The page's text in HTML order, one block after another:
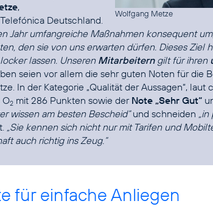
Wolfgang Metze
,
Deutschland.
Jahr umfangreiche Maßnahmen konsequent
den sie von uns erwarten dürfen. Dieses Ziel
lassen. UnserenMitarbeiterngilt für ihren
seien vor allem die sehr guten Noten für die
In der Kategorie „Qualität der Aussagen“, laut
O2 mit 286 Punkten sowie der Note „Sehr Gut“
wissen am besten Bescheid“und schneiden
„Sie kennen sich nicht nur mit Tarifen und
auch richtig ins Zeug.“
für einfache Anliegen